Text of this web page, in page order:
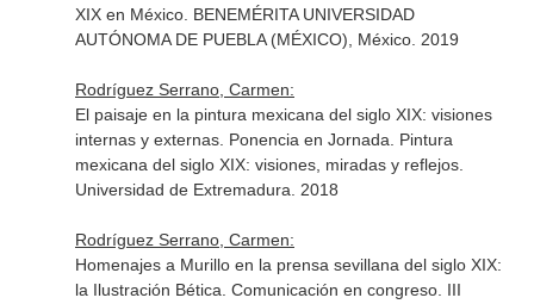
XIX en México. BENEMÉRITA UNIVERSIDAD
AUTÓNOMA DE PUEBLA (MÉXICO), México. 2019
Rodríguez Serrano, Carmen:
El paisaje en la pintura mexicana del siglo XIX: visiones
internas y externas. Ponencia en Jornada. Pintura
mexicana del siglo XIX: visiones, miradas y reflejos.
Universidad de Extremadura. 2018
Rodríguez Serrano, Carmen:
Homenajes a Murillo en la prensa sevillana del siglo XIX:
la Ilustración Bética. Comunicación en congreso. III